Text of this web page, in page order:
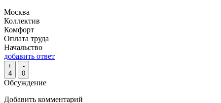
Москва
Коллектив
Комфорт
Оплата труда
Начальство
добавить ответ
+
4
-
0
Обсуждение
Добавить комментарий